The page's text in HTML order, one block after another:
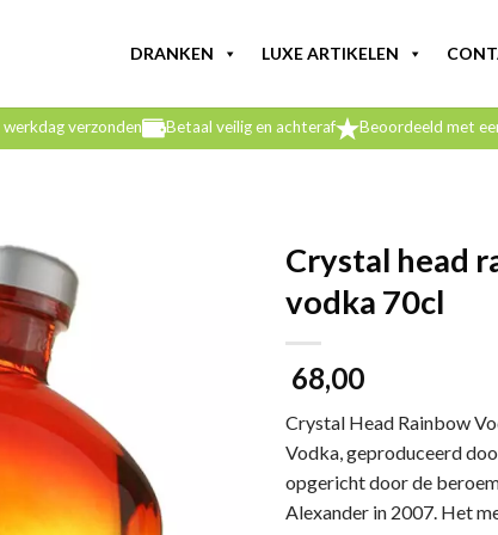
DRANKEN LUXE ARTIKELEN
verzonden Betaal veilig en achteraf Beoordeeld met
Crystal head
vodka 70cl
68,00
Crystal Head Rainbow
Vodka, geproduceerd
opgericht door de
Alexander in 2007. Het